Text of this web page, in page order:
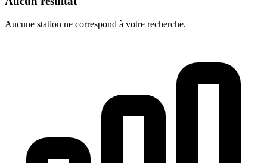
Aucune station ne correspond à votre recherche.